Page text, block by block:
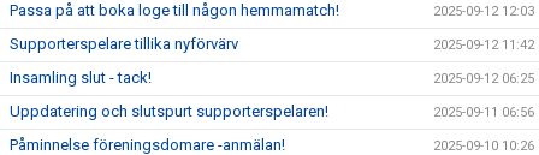
Passa på att boka loge till någon hemmamatch! 2025-09-12 12:03
Supporterspelare tillika nyförvärv 2025-09-12 11:42
Insamling slut - tack! 2025-09-12 06:25
Uppdatering och slutspurt supporterspelaren! 2025-09-11 06:56
Påminnelse föreningsdomare -anmälan! 2025-09-10 10:26